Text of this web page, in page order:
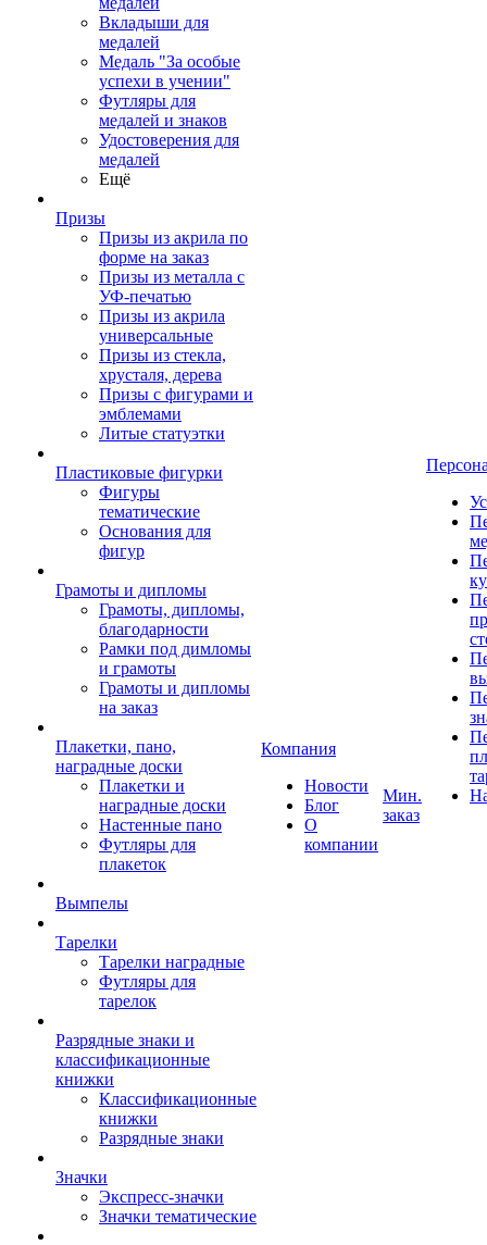
Вкладыши для
медалей
Медаль "За особые
успехи в учении"
Футляры для
медалей и знаков
Удостоверения для
медалей
Ещё
Призы
Призы из акрила по
форме на заказ
Призы из металла с
УФ-печатью
Призы из акрила
универсальные
Призы из стекла,
хрусталя, дерева
Призы с фигурами и
эмблемами
Литые статуэтки
Пластиковые фигурки
Фигуры
тематические
Основания для
фигур
Грамоты и дипломы
Грамоты, дипломы,
благодарности
Рамки под димломы
и грамоты
Грамоты и дипломы
на заказ
Плакетки, пано,
наградные доски
Плакетки и
наградные доски
Настенные пано
Футляры для
плакеток
Вымпелы
Тарелки
Тарелки наградные
Футляры для
тарелок
Разрядные знаки и
классификационные
книжки
Классификационные
книжки
Разрядные знаки
Значки
Экспресс-значки
Значки тематические
Компания
Новости
Блог
О
компании
Мин.
заказ